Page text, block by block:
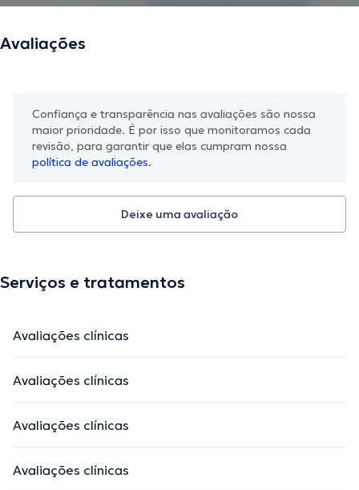
Avaliações
Confiança e transparência nas avaliações são nossa
maior prioridade. É por isso que monitoramos cada
revisão, para garantir que elas cumpram nossa
política de avaliações.
Deixe uma avaliação
Serviços e tratamentos
Avaliações clínicas
Avaliações clínicas
Avaliações clínicas
Avaliações clínicas